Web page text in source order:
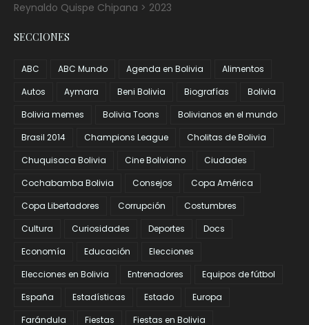
Reynaldo Quispe Chipana > 2023
SECCIONES
ABC ABC Mundo Agenda en Bolivia
Alimentos
Autos
Aymara Beni Bolivia Biografías
Bolivia
Bolivia memes
Bolivia Toons
Bolivianos en el mundo
Brasil 2014
Champions League
Cholitas de Bolivia
Chuquisaca Bolivia
Cine Boliviano
Ciudades
Cochabamba Bolivia
Consejos
Copa América
Copa Libertadores
Corrupción
Costumbres
Cultura
Curiosidades Deportes
Docs
Economía
Educación
Elecciones
Elecciones en Bolivia
Entrenadores
Equipos de fútbol
España
Estadísticas Estado
Europa
Farándula
Fiestas Fiestas en Bolivia